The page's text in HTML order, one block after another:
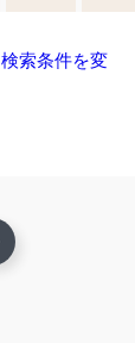
検索条件を変